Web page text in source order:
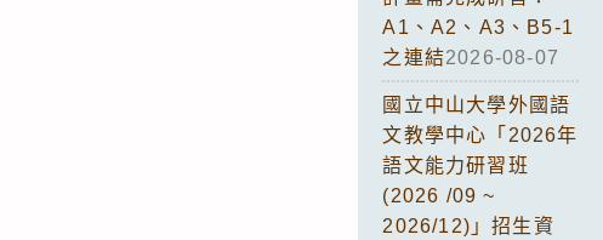
A1、A2、A3、B5-1
之連結2026-08-07
國立中山大學外國語
文教學中心「2026年
語文能力研習班
(2026 /09 ~
2026/12)」招生資